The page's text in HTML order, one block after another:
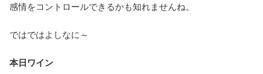
感情をコントロールできるかも知れませんね。
ではではよしなに～
本日ワイン